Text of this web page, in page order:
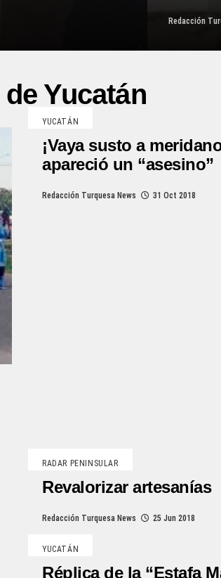
Redacción
Yucatán
YUCATÁN
¡Vaya susto a
apareció un “asesino”
Redacción Turquesa News 31 Oct 2018
RADAR PENINSULAR
Revalorizar artesanías
Redacción Turquesa News 25 Jun 2018
YUCATÁN
Réplica de la “Estafa